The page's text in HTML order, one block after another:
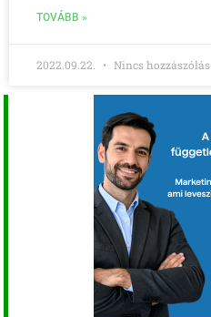
TOVÁBB »
2022.09.22. Nincs hozzászólás